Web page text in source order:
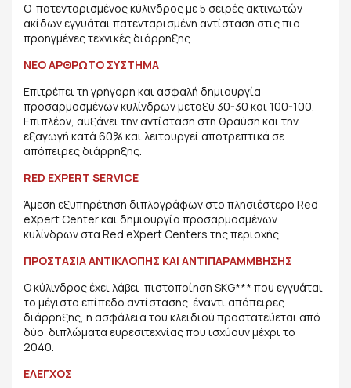
Ο πατενταρισμένος κύλινδρος με 5 σειρές ακτινωτών
ακίδων εγγυάται πατενταρισμένη αντίσταση στις πιο
προηγμένες τεχνικές διάρρηξης
ΝΕΟ ΑΡΘΡΩΤΟ ΣΥΣΤΗΜΑ
Επιτρέπει τη γρήγορη και ασφαλή δημιουργία
προσαρμοσμένων κυλίνδρων μεταξύ 30-30 και 100-100.
Επιπλέον, αυξάνει την αντίσταση στη θραύση και την
εξαγωγή κατά 60% και λειτουργεί αποτρεπτικά σε
απόπειρες διάρρηξης.
RED EXPERT SERVICE
Άμεση εξυπηρέτηση διπλογράφων στο πλησιέστερο Red
eXpert Center και δημιουργία προσαρμοσμένων
κυλίνδρων στα Red eXpert Centers της περιοχής.
ΠΡΟΣΤΑΣΙΑ ΑΝΤΙΚΛΟΠΗΣ ΚΑΙ ΑΝΤΙΠΑΡΑΜΜΒΗΣΗΣ
Ο κύλινδρος έχει λάβει πιστοποίηση SKG*** που εγγυάται
το μέγιστο επίπεδο αντίστασης έναντι απόπειρες
διάρρηξης, η ασφάλεια του κλειδιού προστατεύεται από
δύο διπλώματα ευρεσιτεχνίας που ισχύουν μέχρι το
2040.
ΕΛΕΓΧΟΣ